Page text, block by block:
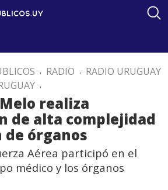
. RADIO . RADIO URUGUAY
.
realiza
de alta complejidad
de órganos
Aérea participó en el
médico y los órganos